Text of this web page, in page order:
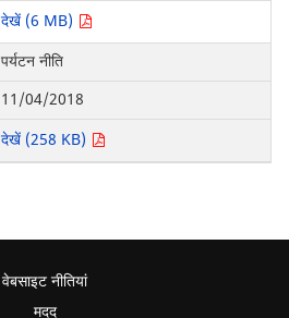
देखें (6 MB)
पर्यटन नीति
11/04/2018
देखें (258 KB)
वेबसाइट नीतियां
मदद